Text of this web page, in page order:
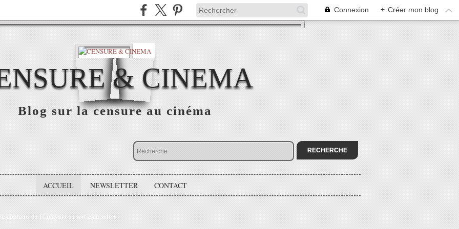
Connexion + Créer mon blog
& CINEMA
Blog sur la censure au cinéma
ACCUEIL NEWSLETTER CONTACT